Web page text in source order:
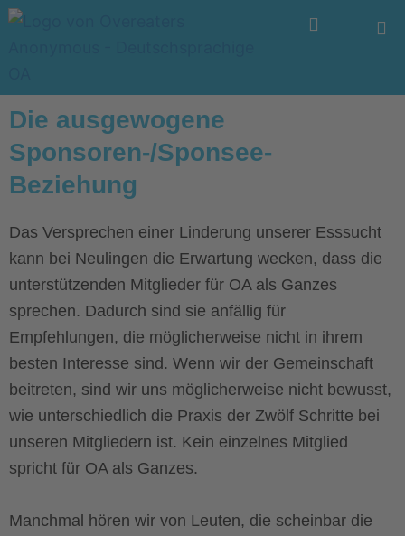
Zum
Menü
Die ausgewogene
Sponsoren-/Sponsee-
Beziehung
Das Versprechen einer Linderung unserer Esssucht
kann bei Neulingen die Erwartung wecken, dass die
unterstützenden Mitglieder für OA als Ganzes
sprechen. Dadurch sind sie anfällig für
Empfehlungen, die möglicherweise nicht in ihrem
besten Interesse sind. Wenn wir der Gemeinschaft
beitreten, sind wir uns möglicherweise nicht bewusst,
wie unterschiedlich die Praxis der Zwölf Schritte bei
unseren Mitgliedern ist. Kein einzelnes Mitglied
spricht für OA als Ganzes.
Manchmal hören wir von Leuten, die scheinbar die